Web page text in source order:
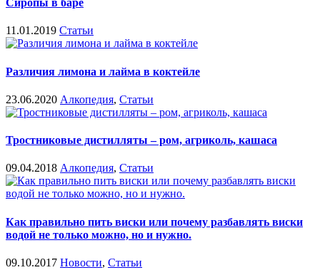
Сиропы в баре
11.01.2019 Статьи
Различия лимона и лайма в коктейле
23.06.2020 Алкопедия, Статьи
Тростниковые дистилляты – ром, агриколь, кашаса
09.04.2018 Алкопедия, Статьи
Как правильно пить виски или почему разбавлять виски
водой не только можно, но и нужно.
09.10.2017 Новости, Статьи